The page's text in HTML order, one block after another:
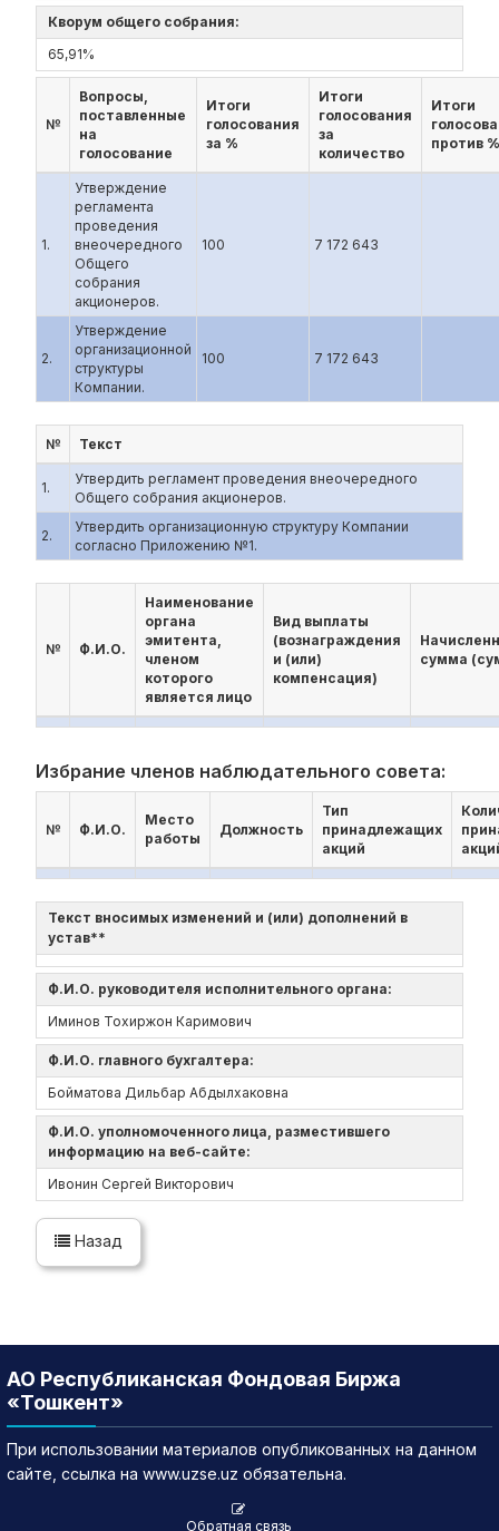
Кворум общего собрания:
65,91%
№
Вопросы,
поставленные
на
голосование
Итоги
голосования
за %
Итоги
голосования
за
количество
Итоги
против %
1.
Утверждение
регламента
проведения
внеочередного
Общего
собрания
акционеров.
100 7 172 643
2.
Утверждение
организационной
структуры
Компании.
100 7 172 643
№ Текст
1.
Утвердить регламент проведения внеочередного
Общего собрания акционеров.
2.
Утвердить организационную структуру Компании
согласно Приложению №1.
№ Ф.И.О.
Наименование
органа
эмитента,
членом
которого
является лицо
Вид выплаты
(вознаграждения
и (или)
компенсация)
сумма
Избрание членов наблюдательного совета:
№ Ф.И.О.
Место
работы
Должность
Тип
принадлежащих
акций
Текст вносимых изменений и (или) дополнений в
устав**
Ф.И.О. руководителя исполнительного органа:
Иминов Тохиржон Каримович
Ф.И.О. главного бухгалтера:
Бойматова Дильбар Абдылхаковна
Ф.И.О. уполномоченного лица, разместившего
информацию на веб-сайте:
Ивонин Сергей Викторович
Назад
АО Республиканская Фондовая Биржа
«Тошкент»
При использовании материалов опубликованных на данном
сайте, ссылка на www.uzse.uz обязательна.
Обратная связь